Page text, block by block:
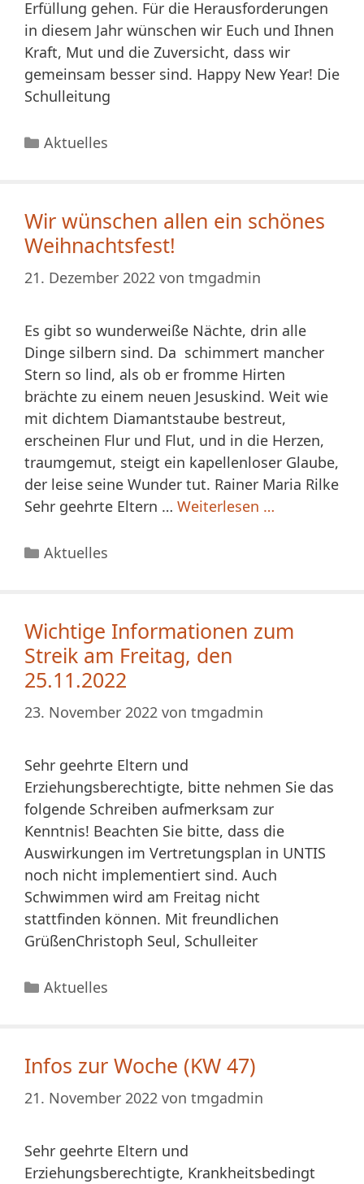
Erfüllung gehen. Für die Herausforderungen
in diesem Jahr wünschen wir Euch und Ihnen
Kraft, Mut und die Zuversicht, dass wir
gemeinsam besser sind. Happy New Year! Die
Schulleitung
Kategorien
Aktuelles
Wir wünschen allen ein schönes
Weihnachtsfest!
21. Dezember 2022 von tmgadmin
Es gibt so wunderweiße Nächte, drin alle
Dinge silbern sind. Da schimmert mancher
Stern so lind, als ob er fromme Hirten
brächte zu einem neuen Jesuskind. Weit wie
mit dichtem Diamantstaube bestreut,
erscheinen Flur und Flut, und in die Herzen,
traumgemut, steigt ein kapellenloser Glaube,
der leise seine Wunder tut. Rainer Maria Rilke
Sehr geehrte Eltern … Weiterlesen …
Kategorien
Aktuelles
Wichtige Informationen zum
Streik am Freitag, den
25.11.2022
23. November 2022 von tmgadmin
Sehr geehrte Eltern und
Erziehungsberechtigte, bitte nehmen Sie das
folgende Schreiben aufmerksam zur
Kenntnis! Beachten Sie bitte, dass die
Auswirkungen im Vertretungsplan in UNTIS
noch nicht implementiert sind. Auch
Schwimmen wird am Freitag nicht
stattfinden können. Mit freundlichen
GrüßenChristoph Seul, Schulleiter
Kategorien
Aktuelles
Infos zur Woche (KW 47)
21. November 2022 von tmgadmin
Sehr geehrte Eltern und
Erziehungsberechtigte, Krankheitsbedingt